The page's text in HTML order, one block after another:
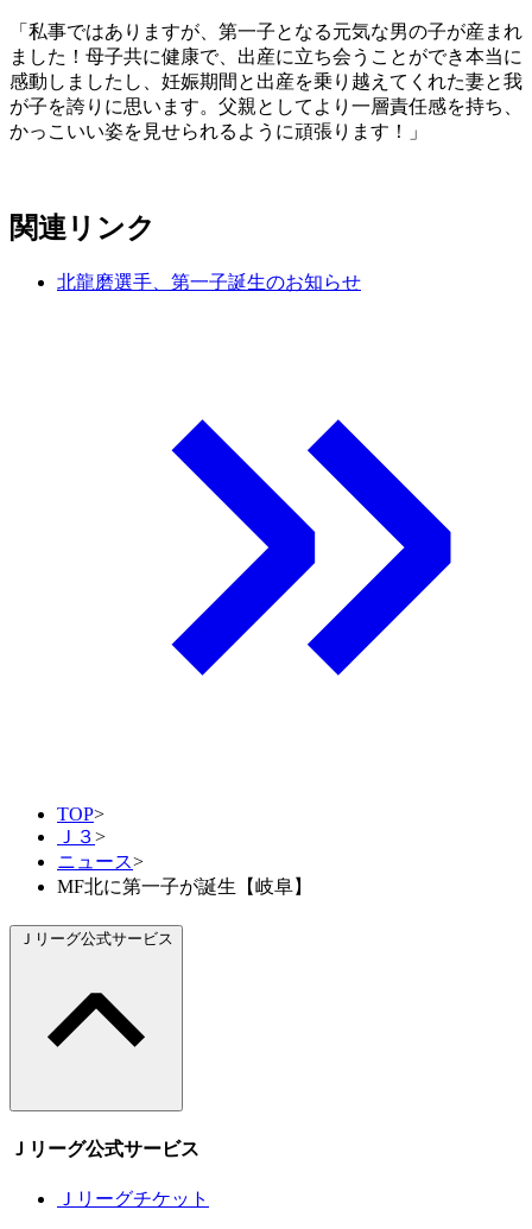
「私事ではありますが、第一子となる元気な男の子が産まれ
ました！母子共に健康で、出産に立ち会うことができ本当に
感動しましたし、妊娠期間と出産を乗り越えてくれた妻と我
が子を誇りに思います。父親としてより一層責任感を持ち、
かっこいい姿を見せられるように頑張ります！」
関連リンク
北龍磨選手、第一子誕生のお知らせ
TOP>
Ｊ３>
ニュース>
MF北に第一子が誕生【岐阜】
Ｊリーグ公式サービス
Ｊリーグ公式サービス
Ｊリーグチケット